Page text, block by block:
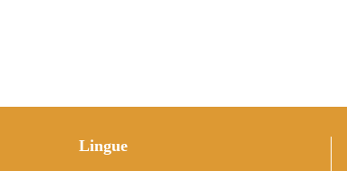
Lingue